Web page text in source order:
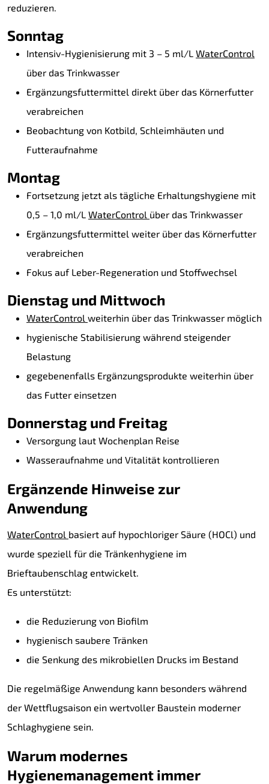
reduzieren.
Sonntag
Intensiv-Hygienisierung mit 3 – 5 ml/L WaterControl
über das Trinkwasser
Ergänzungsfuttermittel direkt über das Körnerfutter
verabreichen
Beobachtung von Kotbild, Schleimhäuten und
Futteraufnahme
Montag
Fortsetzung jetzt als tägliche Erhaltungshygiene mit
0,5 – 1,0 ml/L WaterControl über das Trinkwasser
Ergänzungsfuttermittel weiter über das Körnerfutter
verabreichen
Fokus auf Leber-Regeneration und Stoffwechsel
Dienstag und Mittwoch
WaterControl weiterhin über das Trinkwasser möglich
hygienische Stabilisierung während steigender
Belastung
gegebenenfalls Ergänzungsprodukte weiterhin über
das Futter einsetzen
Donnerstag und Freitag
Versorgung laut Wochenplan Reise
Wasseraufnahme und Vitalität kontrollieren
Ergänzende Hinweise zur
Anwendung
WaterControl basiert auf hypochloriger Säure (HOCl) und
wurde speziell für die Tränkenhygiene im
Brieftaubenschlag entwickelt.
Es unterstützt:
die Reduzierung von Biofilm
hygienisch saubere Tränken
die Senkung des mikrobiellen Drucks im Bestand
Die regelmäßige Anwendung kann besonders während
der Wettflugsaison ein wertvoller Baustein moderner
Schlaghygiene sein.
Warum modernes
Hygienemanagement immer